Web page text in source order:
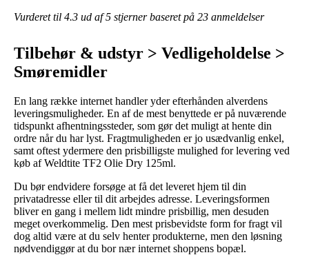
Vurderet til 4.3 ud af 5 stjerner baseret på 23 anmeldelser
Tilbehør & udstyr > Vedligeholdelse >
Smøremidler
En lang række internet handler yder efterhånden alverdens
leveringsmuligheder. En af de mest benyttede er på nuværende
tidspunkt afhentningssteder, som gør det muligt at hente din
ordre når du har lyst. Fragtmuligheden er jo usædvanlig enkel,
samt oftest ydermere den prisbilligste mulighed for levering ved
køb af Weldtite TF2 Olie Dry 125ml.
Du bør endvidere forsøge at få det leveret hjem til din
privatadresse eller til dit arbejdes adresse. Leveringsformen
bliver en gang i mellem lidt mindre prisbillig, men desuden
meget overkommelig. Den mest prisbevidste form for fragt vil
dog altid være at du selv henter produkterne, men den løsning
nødvendiggør at du bor nær internet shoppens bopæl.